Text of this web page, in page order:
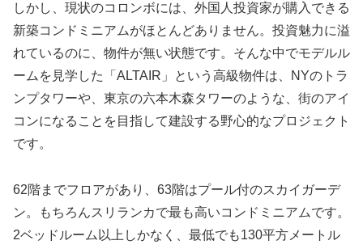
しかし、現状のコロンボには、外国人投資家が購入できる
新築コンドミニアムがほとんどありません。投資魅力に溢
れているのに、物件が無い状態です。そんな中でモデルル
ームを見学した「ALTAIR」という高級物件は、NYのトラ
ンプタワーや、東京の六本木森タワーのような、街のアイ
コンになることを目指して建設する野心的なプロジェクト
です。
62階までフロアがあり、63階はプール付のスカイガーデ
ン。もちろんスリランカで最も高いコンドミニアムです。
2ベッドルーム以上しかなく、最低でも130平方メートル